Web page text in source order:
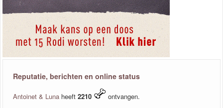
Reputatie, berichten en online status
Antoinet & Luna heeft 2210
ontvangen.